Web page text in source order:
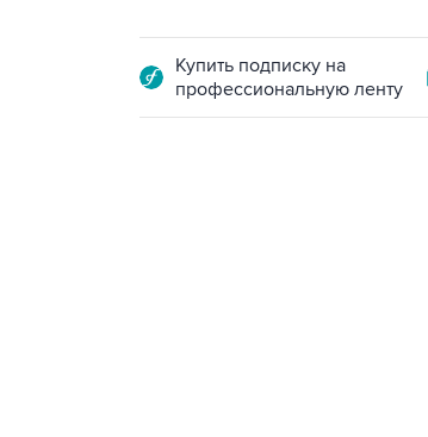
Купить подписку на
профессиональную ленту